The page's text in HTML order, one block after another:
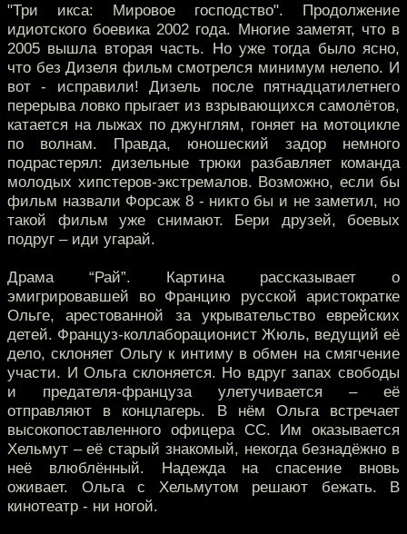
"Три икса: Мировое господство". Продолжение
идиотского боевика 2002 года. Многие заметят, что в
2005 вышла вторая часть. Но уже тогда было ясно,
что без Дизеля фильм смотрелся минимум нелепо. И
вот - исправили! Дизель после пятнадцатилетнего
перерыва ловко прыгает из взрывающихся самолётов,
катается на лыжах по джунглям, гоняет на мотоцикле
по волнам. Правда, юношеский задор немного
подрастерял: дизельные трюки разбавляет команда
молодых хипстеров-экстремалов. Возможно, если бы
фильм назвали Форсаж 8 - никто бы и не заметил, но
такой фильм уже снимают. Бери друзей, боевых
подруг – иди угарай.
Драма “Рай”. Картина рассказывает о
эмигрировавшей во Францию русской аристократке
Ольге, арестованной за укрывательство еврейских
детей. Француз-коллаборационист Жюль, ведущий её
дело, склоняет Ольгу к интиму в обмен на смягчение
участи. И Ольга склоняется. Но вдруг запах свободы
и предателя-француза улетучивается – её
отправляют в концлагерь. В нём Ольга встречает
высокопоставленного офицера СС. Им оказывается
Хельмут – её старый знакомый, некогда безнадёжно в
неё влюблённый. Надежда на спасение вновь
оживает. Ольга с Хельмутом решают бежать. В
кинотеатр - ни ногой.